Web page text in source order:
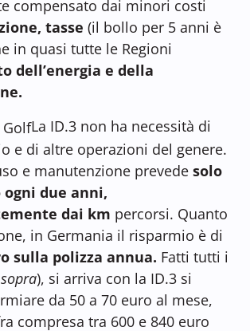
compensato dai minori costi
tasse (il bollo per 5 anni è
in quasi tutte le Regioni
dell’energia e della
La ID.3 non ha necessità di
e di altre operazioni del genere.
e manutenzione prevede solo
due anni,
dai km percorsi. Quanto
in Germania il risparmio è di
sulla polizza annua. Fatti tutti i
), si arriva con la ID.3 si
da 50 a 70 euro al mese,
compresa tra 600 e 840 euro